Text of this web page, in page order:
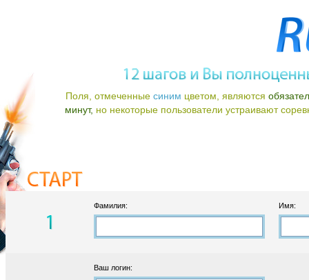
Поля, отмеченные синим цветом, являются
минут, но некоторые пользователи устраивают
Фамилия: Имя:
Ваш логин: